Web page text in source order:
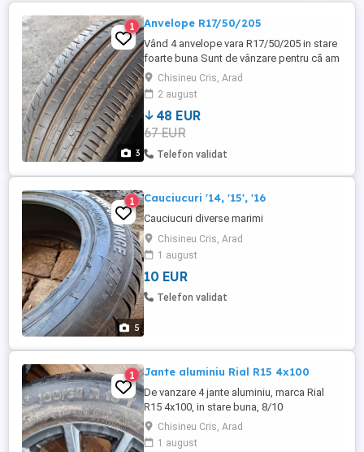
3
1 Anvelope R17/50/205
Vând 4 anvelope vara R17/50/205 in stare
foarte buna Sunt de vânzare pentru că am
pus anvelope all season Preț 250 lei setul
Informații telefon 0756494961
Chisineu Cris, Arad
2 august
48 EUR
67 EUR
Telefon validat
5
1 Cauciucuri '14, '15', '16
Cauciucuri diverse marimi
Chisineu Cris, Arad
1 august
10 EUR
Telefon validat
1 Jante aluminiu Rial R15 4x100
De vanzare 4 jante aluminiu, marca Rial
R15 4x100, in stare buna, 8/10
Chisineu Cris, Arad
1 august